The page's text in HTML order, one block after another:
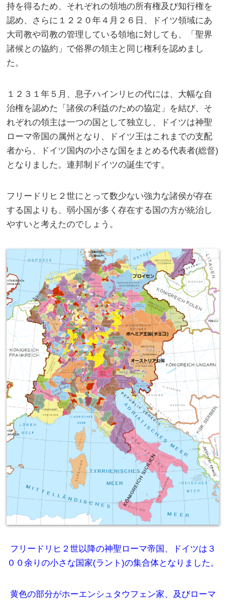
持を得るため、それぞれの領地の所有権及び知行権を
認め、さらに１２２０年４月２６日、ドイツ領域にあ
大司教や司教の管理している領地に対しても、「聖界
諸候との協約」で俗界の領主と同じ権利を認めまし
た。
１２３１年５月、息子ハインリヒの代には、大幅な自
治権を認めた「諸侯の利益のための協定」を結び、そ
れぞれの領主は一つの国として独立し、ドイツは神聖
ローマ帝国の属州となり、ドイツ王はこれまでの支配
者から、ドイツ国内の小さな国をまとめる代表者(総督)
となりました。連邦制ドイツの誕生です。
フリードリヒ２世にとって数少ない強力な諸侯が存在
する国よりも、弱小国が多く存在する国の方が統治し
やすいと考えたのでしょう。
フリードリヒ２世以降の神聖ローマ帝国、ドイツは３
００余りの小さな国家(ラント)の集合体となりました。
黄色の部分がホーエンシュタウフェン家、及びローマ